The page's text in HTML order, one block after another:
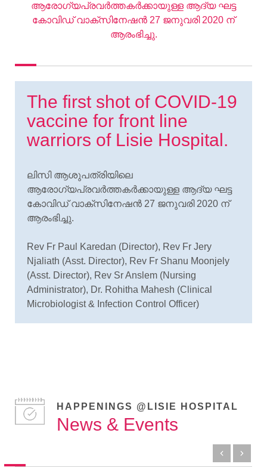
ആരോഗ്യപ്രവർത്തകർക്കായുള്ള ആദ്യ ഘട്ട
കോവിഡ് വാക്സിനേഷൻ 27 ജനുവരി 2020 ന്
ആരംഭിച്ചു.
The first shot of COVID-19
vaccine for front line
warriors of Lisie Hospital.
ലിസി ആശുപത്രിയിലെ
ആരോഗ്യപ്രവർത്തകർക്കായുള്ള ആദ്യ ഘട്ട
കോവിഡ് വാക്സിനേഷൻ 27 ജനുവരി 2020 ന്
ആരംഭിച്ചു.
Rev Fr Paul Karedan (Director), Rev Fr Jery
Njaliath (Asst. Director), Rev Fr Shanu Moonjely
(Asst. Director), Rev Sr Anslem (Nursing
Administrator), Dr. Rohitha Mahesh (Clinical
Microbiologist & Infection Control Officer)
HAPPENINGS @LISIE HOSPITAL
News & Events